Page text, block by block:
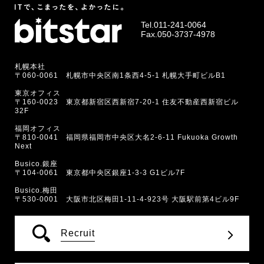
Tel. 011-241-0064
Fax.050-3737-4978
札幌本社
〒060-0061 札幌市中央区南1条西4-5-1 札幌大手町ビルB1
東京オフィス
〒160-0023 東京都新宿区西新宿7-20-1 住友不動産西新宿ビル
32F
福岡オフィス
〒810-0041 福岡県福岡市中央区大名2-6-11 Fukuoka Growth
Next
Busico.銀座
〒104-0061 東京都中央区銀座1-3-3 G1ビル7F
Busico.梅田
〒530-0001 大阪市北区梅田1-11-4-923号 大阪駅前第4ビル9F
Recruit